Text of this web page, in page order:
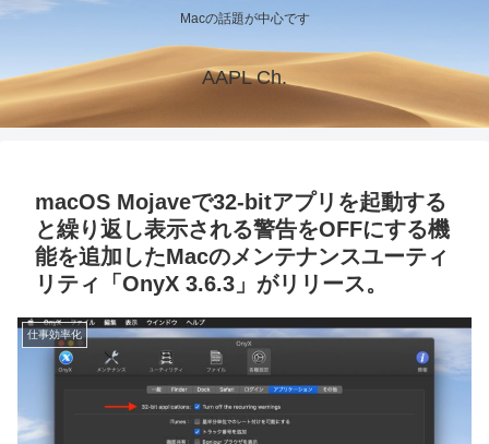
Macの話題が中心です
AAPL Ch.
macOS Mojaveで32-bitアプリを起動する
と繰り返し表示される警告をOFFにする機
能を追加したMacのメンテナンスユーティ
リティ「OnyX 3.6.3」がリリース。
仕事効率化